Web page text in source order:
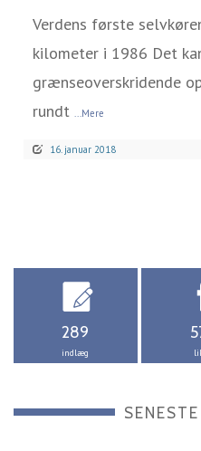
Verdens første
kilometer i 1986 Det
grænseoverskridende
rundt ...Mere
16. januar 2018
289
indlæg